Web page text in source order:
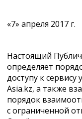
«7» апреля 2017 г.
Настоящий
определяет
доступу к
Asia.kz, а также
порядок
с ограниченной